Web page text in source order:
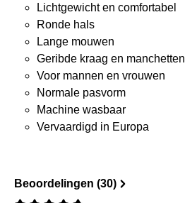
Lichtgewicht en comfortabel
Ronde hals
Lange mouwen
Geribde kraag en manchetten
Voor mannen en vrouwen
Normale pasvorm
Machine wasbaar
Vervaardigd in Europa
Beoordelingen (30)